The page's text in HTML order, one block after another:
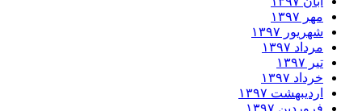
مهر ۱۳۹۷
شهریور ۱۳۹۷
مرداد ۱۳۹۷
تیر ۱۳۹۷
خرداد ۱۳۹۷
اردیبهشت ۱۳۹۷